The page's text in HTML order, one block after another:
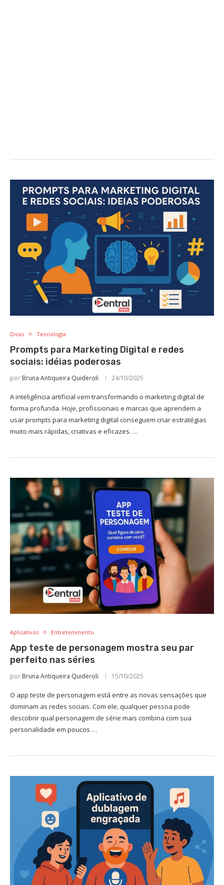
Dicas Tecnologia
Prompts para Marketing Digital e redes
sociais: idéias poderosas
por Bruna Antiqueira Quideroli 24/10/2025
A inteligência artificial vem transformando o marketing digital de
forma profunda. Hoje, profissionais e marcas que aprendem a
usar prompts para marketing digital conseguem criar estratégias
muito mais rápidas, criativas e eficazes. …
Aplicativos Entretenimento
App teste de personagem mostra seu par
perfeito nas séries
por Bruna Antiqueira Quideroli 15/10/2025
O app teste de personagem está entre as novas sensações que
dominam as redes sociais. Com ele, qualquer pessoa pode
descobrir qual personagem de série mais combina com sua
personalidade em poucos …